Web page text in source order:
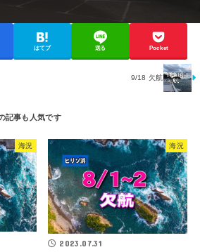
はてブ 送る Pocket
9/18 欠航
海況 海況
2023.07.31